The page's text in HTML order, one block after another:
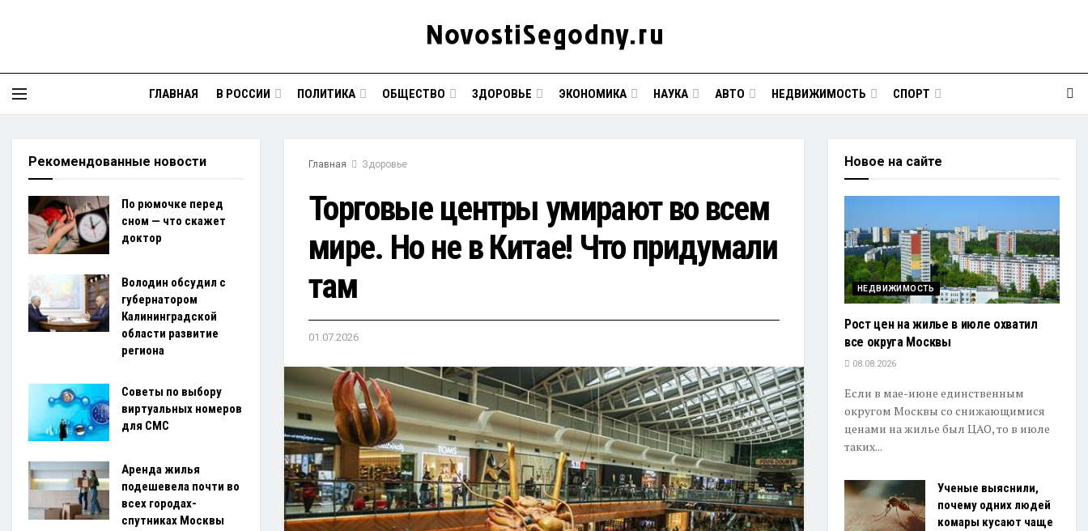
ГЛАВНАЯ В РОССИИ ПОЛИТИКА ОБЩЕСТВО ЗДОРОВЬЕ ЭКОНОМИКА НАУКА АВТО НЕДВИЖИМОСТЬ СПОРТ
Главная Здоровье
Торговые центры умирают во всем
мире. Но не в Китае! Что придумали
там
01.07.2026
Рекомендованные новости
По рюмочке перед
сном — что скажет
доктор
Володин обсудил с
губернатором
Калининградской
области развитие
региона
Советы по выбору
виртуальных номеров
для СМС
Аренда жилья
подешевела почти во
всех городах-
спутниках Москвы
Новое на сайте
НЕДВИЖИМОСТЬ
Рост цен на жилье в июле охватил
все округа Москвы
08.08.2026
Если в мае-июне единственным
округом Москвы со снижающимися
ценами на жилье был ЦАО, то в июле
таких...
Ученые выяснили,
почему одних людей
комары кусают чаще